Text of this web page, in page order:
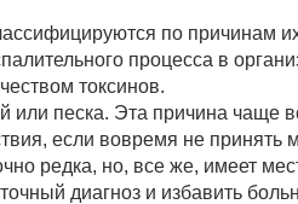
по причинам
процесса в
токсинов.
или песка. Эта причина чаще
если вовремя не принять
редка, но, все же, имеет
диагноз и избавить